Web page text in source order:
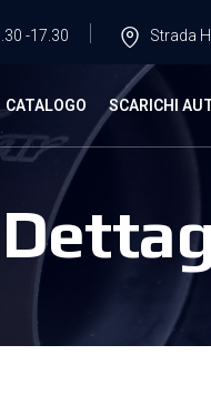
-17.30 Strada
CATALOGO SCARICHI